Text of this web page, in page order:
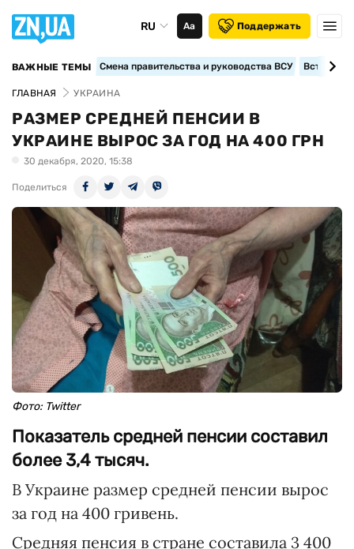
RU Аа Поддержать
ВАЖНЫЕ ТЕМЫ Смена правительства и руководства ВСУ
ГЛАВНАЯ УКРАИНА
РАЗМЕР СРЕДНЕЙ ПЕНСИИ В
УКРАИНЕ ВЫРОС ЗА ГОД НА 400 ГРН
30 декабря, 2020, 15:38
Поделиться
Фото: Twitter
Показатель средней пенсии составил
более 3,4 тысяч.
В Украине размер средней пенсии вырос
за год на 400 гривень.
Средняя пенсия в стране составила 3 400